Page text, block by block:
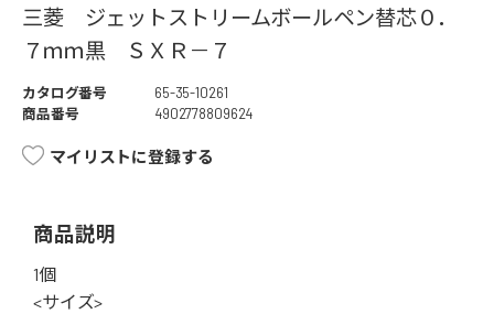
三菱 ジェットストリームボールペン替芯０．
７ｍｍ黒 ＳＸＲ－７
カタログ番号
65-35-10261
商品番号
4902778809624
マイリストに登録する
商品説明
1個
<サイズ>